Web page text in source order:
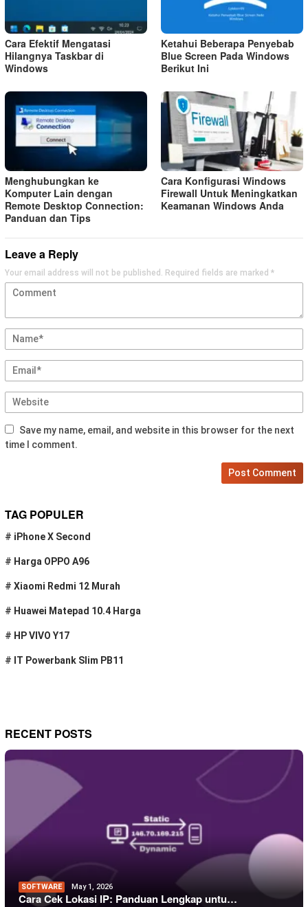
Cara Efektif Mengatasi
Hilangnya Taskbar di
Windows
Ketahui Beberapa Penyebab
Blue Screen Pada Windows
Berikut Ini
Menghubungkan ke
Komputer Lain dengan
Remote Desktop Connection:
Panduan dan Tips
Cara Konfigurasi Windows
Firewall Untuk Meningkatkan
Keamanan Windows Anda
Leave a Reply
Your email address will not be published. Required fields are marked *
Save my name, email, and website in this browser for the next
time I comment.
TAG POPULER
# iPhone X Second
# Harga OPPO A96
# Xiaomi Redmi 12 Murah
# Huawei Matepad 10.4 Harga
# HP VIVO Y17
# IT Powerbank Slim PB11
RECENT POSTS
SOFTWARE May 1, 2026
Cara Cek Lokasi IP: Panduan Lengkap untu…